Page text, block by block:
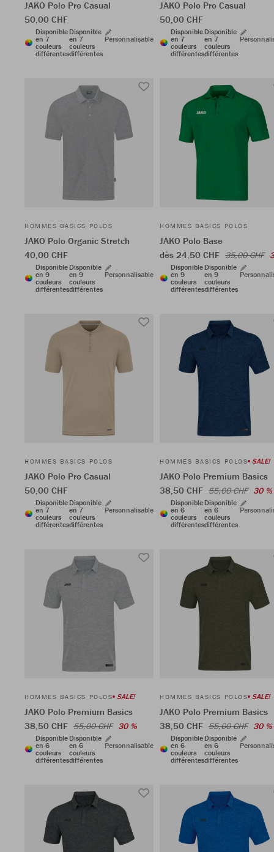
JAKO Polo Pro Casual
50,00 CHF
Disponible
en 7
couleurs
différentes
Disponible
en 7
couleurs
différentes
Personnalisable
JAKO Polo Pro Casual
50,00 CHF
Disponible
en 7
couleurs
différentes
Disponible
en 7
couleurs
différentes
HOMMES BASICS POLOS
JAKO Polo Organic Stretch
40,00 CHF
Disponible
en 9
couleurs
différentes
Disponible
en 9
couleurs
différentes
Personnalisable
HOMMES BASICS POLOS
JAKO Polo Base
dès 24,50 CHF 35,00 CHF
Disponible
en 9
couleurs
différentes
Disponible
en 9
couleurs
différentes
HOMMES BASICS POLOS
JAKO Polo Pro Casual
50,00 CHF
Disponible
en 7
couleurs
différentes
Disponible
en 7
couleurs
différentes
Personnalisable
HOMMES BASICS POLOS SALE!
JAKO Polo Premium Basics
38,50 CHF 55,00 CHF 30 %
Disponible
en 6
couleurs
différentes
Disponible
en 6
couleurs
différentes
HOMMES BASICS POLOS SALE!
JAKO Polo Premium Basics
38,50 CHF 55,00 CHF 30 %
Disponible
en 6
couleurs
différentes
Disponible
en 6
couleurs
différentes
Personnalisable
HOMMES BASICS POLOS SALE!
JAKO Polo Premium Basics
38,50 CHF 55,00 CHF 30 %
Disponible
en 6
couleurs
différentes
Disponible
en 6
couleurs
différentes